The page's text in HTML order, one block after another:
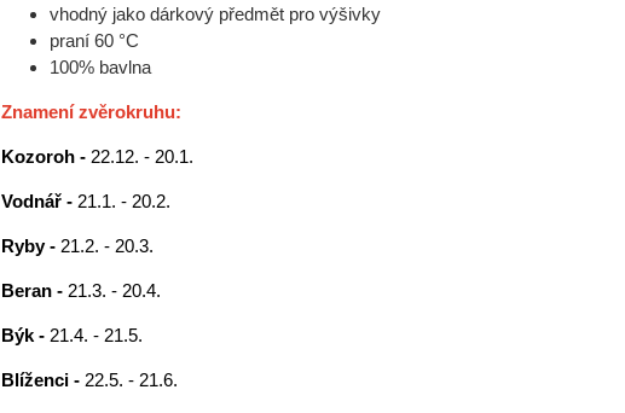
vhodný jako dárkový předmět pro výšivky
praní 60 °C
100% bavlna
Znamení zvěrokruhu:
Kozoroh - 22.12. - 20.1.
Vodnář - 21.1. - 20.2.
Ryby - 21.2. - 20.3.
Beran - 21.3. - 20.4.
Býk - 21.4. - 21.5.
Blíženci - 22.5. - 21.6.